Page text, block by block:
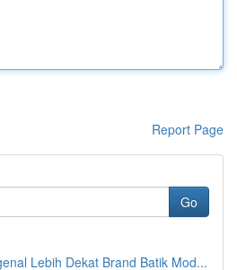
Report Page
Go
Lebih Dekat Brand Batik Mod...